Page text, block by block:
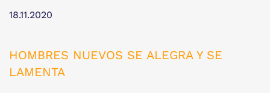
18.11.2020
HOMBRES NUEVOS SE ALEGRA Y SE
LAMENTA